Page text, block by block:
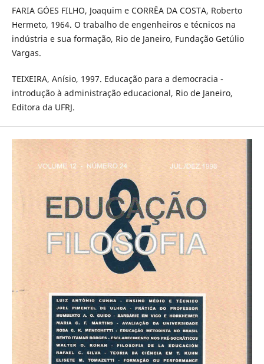
FARIA GÓES FILHO, Joaquim e CORRÊA DA COSTA, Roberto
Hermeto, 1964. O trabalho de engenheiros e técnicos na
indústria e sua formação, Rio de Janeiro, Fundação Getúlio
Vargas.
TEIXEIRA, Anísio, 1997. Educação para a democracia -
introdução à administração educacional, Rio de Janeiro,
Editora da UFRJ.